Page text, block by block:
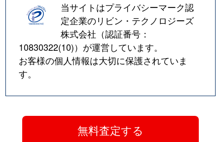
当サイトはプライバシーマーク認
定企業のリビン・テクノロジーズ
株式会社（認証番号：
10830322(10)）が運営しています。
お客様の個人情報は大切に保護されていま
す。